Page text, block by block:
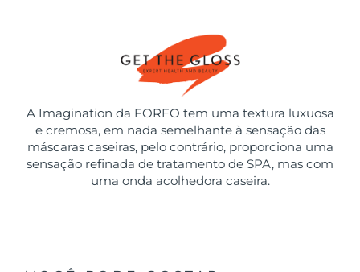
A Imagination da FOREO tem uma textura luxuosa
e cremosa, em nada semelhante à sensação das
máscaras caseiras, pelo contrário, proporciona uma
sensação refinada de tratamento de SPA, mas com
uma onda acolhedora caseira.